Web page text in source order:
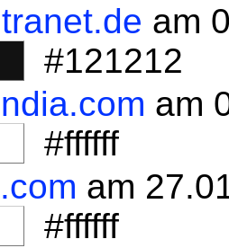
am
#121212
am
#ffffff
am
#ffffff